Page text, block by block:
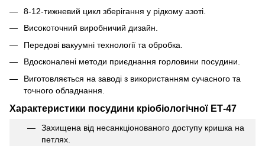
8-12-тижневий цикл зберігання у рідкому азоті.
Високоточний виробничий дизайн.
Передові вакуумні технології та обробка.
Вдосконалені методи приєднання горловини посудини.
Виготовляється на заводі з використанням сучасного та
точного обладнання.
Характеристики посудини кріобіологічної ЕТ-47
Захищена від несанкціонованого доступу кришка на
петлях.